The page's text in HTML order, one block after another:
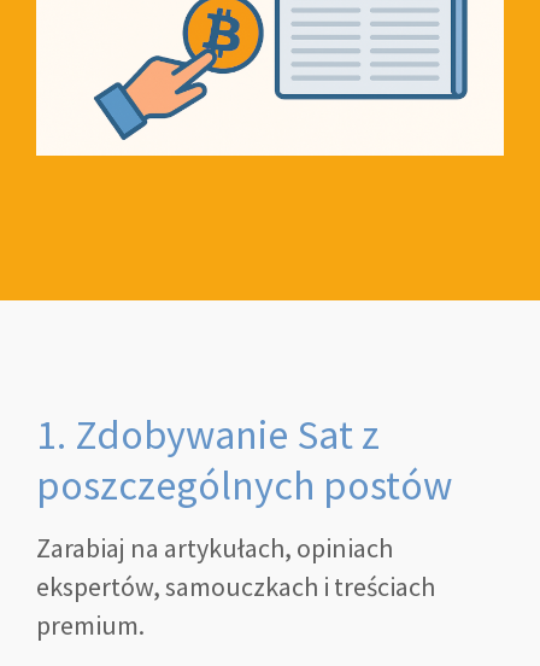
1. Zdobywanie Sat z
poszczególnych postów
Zarabiaj na artykułach, opiniach
ekspertów, samouczkach i treściach
premium.